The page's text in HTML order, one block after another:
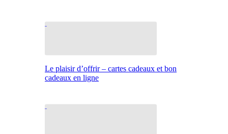
Le plaisir d’offrir – cartes cadeaux et bon
cadeaux en ligne